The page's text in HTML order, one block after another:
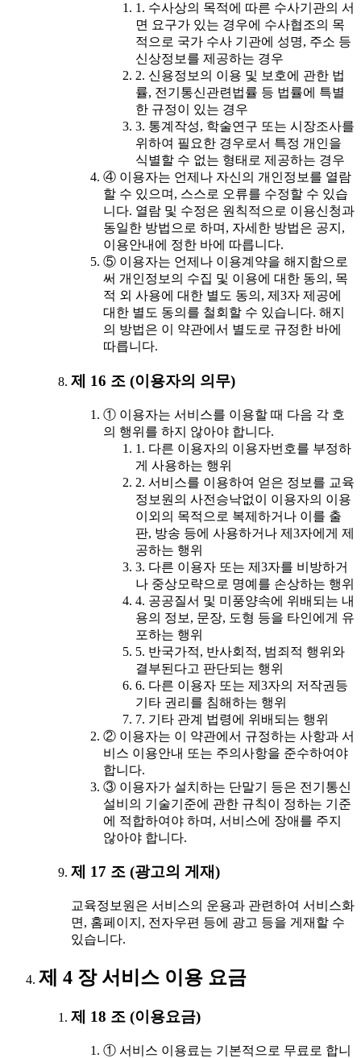
1. 수사상의 목적에 따른 수사기관의 서
면 요구가 있는 경우에 수사협조의 목
적으로 국가 수사 기관에 성명, 주소 등
신상정보를 제공하는 경우
2. 신용정보의 이용 및 보호에 관한 법
률, 전기통신관련법률 등 법률에 특별
한 규정이 있는 경우
3. 통계작성, 학술연구 또는 시장조사를
위하여 필요한 경우로서 특정 개인을
식별할 수 없는 형태로 제공하는 경우
④ 이용자는 언제나 자신의 개인정보를 열람
할 수 있으며, 스스로 오류를 수정할 수 있습
니다. 열람 및 수정은 원칙적으로 이용신청과
동일한 방법으로 하며, 자세한 방법은 공지,
이용안내에 정한 바에 따릅니다.
⑤ 이용자는 언제나 이용계약을 해지함으로
써 개인정보의 수집 및 이용에 대한 동의, 목
적 외 사용에 대한 별도 동의, 제3자 제공에
대한 별도 동의를 철회할 수 있습니다. 해지
의 방법은 이 약관에서 별도로 규정한 바에
따릅니다.
제 16 조 (이용자의 의무)
① 이용자는 서비스를 이용할 때 다음 각 호
의 행위를 하지 않아야 합니다.
1. 다른 이용자의 이용자번호를 부정하
게 사용하는 행위
2. 서비스를 이용하여 얻은 정보를 교육
정보원의 사전승낙없이 이용자의 이용
이외의 목적으로 복제하거나 이를 출
판, 방송 등에 사용하거나 제3자에게 제
공하는 행위
3. 다른 이용자 또는 제3자를 비방하거
나 중상모략으로 명예를 손상하는 행위
4. 공공질서 및 미풍양속에 위배되는 내
용의 정보, 문장, 도형 등을 타인에게 유
포하는 행위
5. 반국가적, 반사회적, 범죄적 행위와
결부된다고 판단되는 행위
6. 다른 이용자 또는 제3자의 저작권등
기타 권리를 침해하는 행위
7. 기타 관계 법령에 위배되는 행위
② 이용자는 이 약관에서 규정하는 사항과 서
비스 이용안내 또는 주의사항을 준수하여야
합니다.
③ 이용자가 설치하는 단말기 등은 전기통신
설비의 기술기준에 관한 규칙이 정하는 기준
에 적합하여야 하며, 서비스에 장애를 주지
않아야 합니다.
제 17 조 (광고의 게재)
교육정보원은 서비스의 운용과 관련하여 서비스화
면, 홈페이지, 전자우편 등에 광고 등을 게재할 수
있습니다.
제 4 장 서비스 이용 요금
제 18 조 (이용요금)
① 서비스 이용료는 기본적으로 무료로 합니